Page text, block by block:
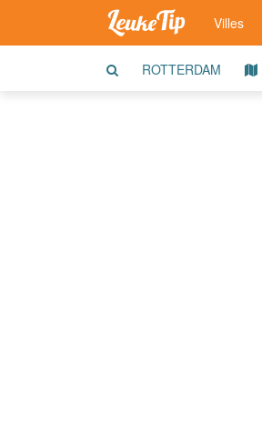
Villes
ROTTERDAM